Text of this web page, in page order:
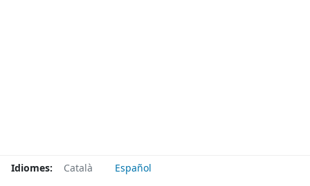
Idiomes: Català Español